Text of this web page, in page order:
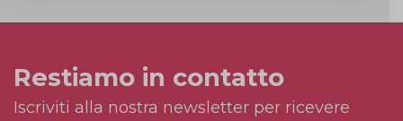
Restiamo in contatto
Iscriviti alla nostra newsletter per ricevere